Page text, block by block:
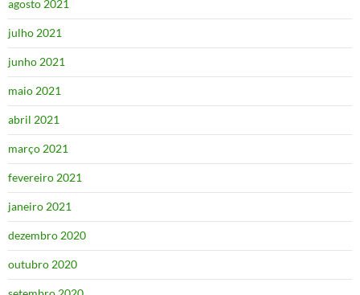
agosto 2021
julho 2021
junho 2021
maio 2021
abril 2021
março 2021
fevereiro 2021
janeiro 2021
dezembro 2020
outubro 2020